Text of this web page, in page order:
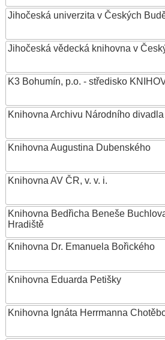
Jihočeská univerzita v Českých
Jihočeská vědecká knihovna v
K3 Bohumín, p.o. - středisko
Knihovna Archivu Národního divadla
Knihovna Augustina Dubenského
Knihovna AV ČR, v. v. i.
Knihovna Bedřicha Beneše
Hradiště
Knihovna Dr. Emanuela Bořického
Knihovna Eduarda Petišky
Knihovna Ignáta Herrmanna